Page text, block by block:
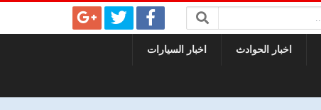
اخبار الحوادث اخبار السيارات